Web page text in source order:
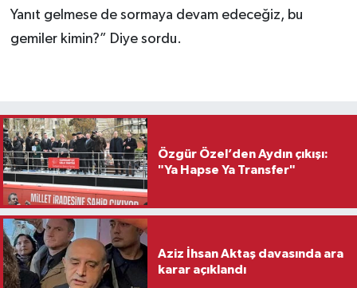
Yanıt gelmese de sormaya devam edeceğiz, bu
gemiler kimin?” Diye sordu.
Özgür Özel’den Aydın çıkışı:
"Ya Hapse Ya Transfer"
Aziz İhsan Aktaş davasında ara
karar açıklandı